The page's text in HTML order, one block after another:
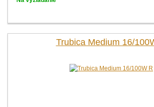
Trubica Medium 16/